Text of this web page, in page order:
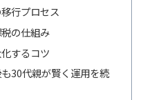
行プロセス
の仕組み
するコツ
30代親が賢く運用を続